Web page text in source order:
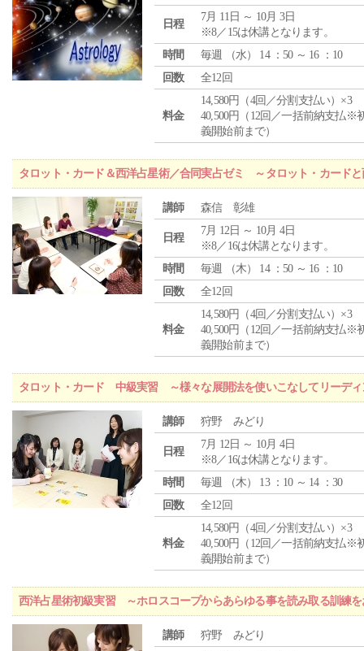
日程
7月 11日 ～ 10月 3日
※8／15は休講となります。
時間
毎週 （水） 14 ：50 ～ 16 ：10
回数
全12回
料金
14,580円（4回／分割支払い）×3
40,500円（12回／一括前納支払※
義開始前まで）
タロット・カード＆西洋占星術／合同実占ゼミ ～タロット・カード
講師 森信 彰雄
日程
7月 12日 ～ 10月 4日
※8／16は休講となります。
時間
毎週 （木） 14 ：50 ～ 16 ：10
回数
全12回
料金
14,580円（4回／分割支払い）×3
40,500円（12回／一括前納支払※
義開始前まで）
タロット・カード 中級実習 ～様々な展開法を使いこなしてリーディ
講師 狩野 みどり
日程
7月 12日 ～ 10月 4日
※8／16は休講となります。
時間
毎週 （木） 13 ：10 ～ 14 ：30
回数
全12回
料金
14,580円（4回／分割支払い）×3
40,500円（12回／一括前納支払※
義開始前まで）
西洋占星術初級実習 ～ホロスコープからあらゆる事を読み取る訓練を
講師 狩野 みどり